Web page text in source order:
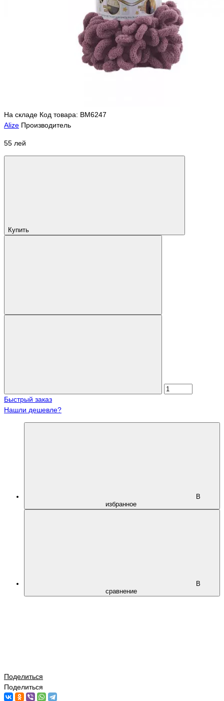
На складе Код товара: BM6247
Alize Производитель
55 лей
Купить
Быстрый заказ
Нашли дешевле?
В
избранное
В
сравнение
Поделиться
Поделиться